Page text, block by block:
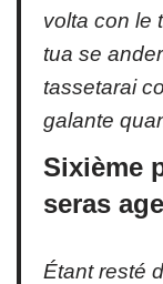
volta con le
tua se
tassetarai
galante
Sixième
seras
Étant resté